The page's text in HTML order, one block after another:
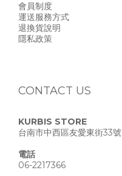
會員制度
運送服務方式
退換貨說明
隱私政策
CONTACT US
KURBIS STORE
台南市中西區友愛東街33號
電話
06-2217366